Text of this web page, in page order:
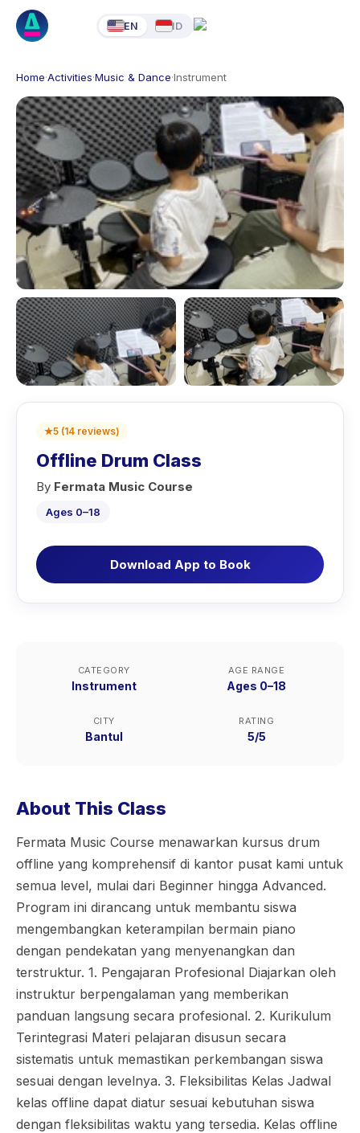
EN ID
Home·Activities·Music & Dance·Instrument
★5 (14 reviews)
Offline Drum Class
By Fermata Music Course
Ages 0–18
Download App to Book
CATEGORY
Instrument
AGE RANGE
Ages 0–18
CITY
Bantul
RATING
5/5
About This Class
Fermata Music Course menawarkan kursus drum
offline yang komprehensif di kantor pusat kami untuk
semua level, mulai dari Beginner hingga Advanced.
Program ini dirancang untuk membantu siswa
mengembangkan keterampilan bermain piano
dengan pendekatan yang menyenangkan dan
terstruktur. 1. Pengajaran Profesional Diajarkan oleh
instruktur berpengalaman yang memberikan
panduan langsung secara profesional. 2. Kurikulum
Terintegrasi Materi pelajaran disusun secara
sistematis untuk memastikan perkembangan siswa
sesuai dengan levelnya. 3. Fleksibilitas Kelas Jadwal
kelas offline dapat diatur sesuai kebutuhan siswa
dengan fleksibilitas waktu yang tersedia. Kelas offline